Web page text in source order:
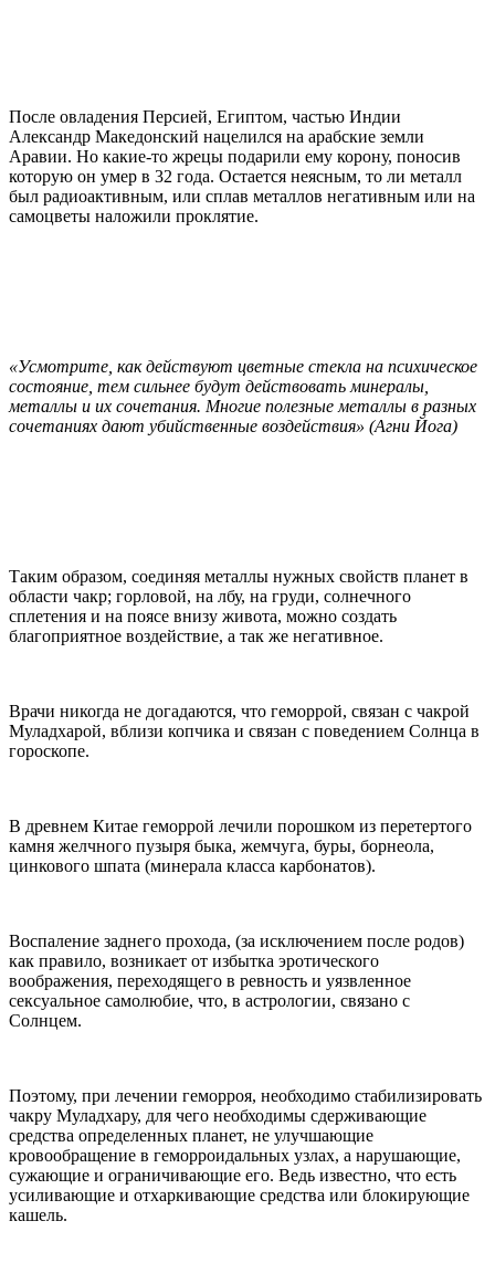
После овладения Персией, Египтом, частью Индии
Александр Македонский нацелился на арабские земли
Аравии. Но какие-то жрецы подарили ему корону, поносив
которую он умер в 32 года. Остается неясным, то ли металл
был радиоактивным, или сплав металлов негативным или на
самоцветы наложили проклятие.
«Усмотрите, как действуют цветные стекла на психическое
состояние, тем сильнее будут действовать минералы,
металлы и их сочетания. Многие полезные металлы в разных
сочетаниях дают убийственные воздействия» (Агни Йога)
Таким образом, соединяя металлы нужных свойств планет в
области чакр; горловой, на лбу, на груди, солнечного
сплетения и на поясе внизу живота, можно создать
благоприятное воздействие, а так же негативное.
Врачи никогда не догадаются, что геморрой, связан с чакрой
Муладхарой, вблизи копчика и связан с поведением Солнца в
гороскопе.
В древнем Китае геморрой лечили порошком из перетертого
камня желчного пузыря быка, жемчуга, буры, борнеола,
цинкового шпата (минерала класса карбонатов).
Воспаление заднего прохода, (за исключением после родов)
как правило, возникает от избытка эротического
воображения, переходящего в ревность и уязвленное
сексуальное самолюбие, что, в астрологии, связано с
Солнцем.
Поэтому, при лечении геморроя, необходимо стабилизировать
чакру Муладхару, для чего необходимы сдерживающие
средства определенных планет, не улучшающие
кровообращение в геморроидальных узлах, а нарушающие,
сужающие и ограничивающие его. Ведь известно, что есть
усиливающие и отхаркивающие средства или блокирующие
кашель.